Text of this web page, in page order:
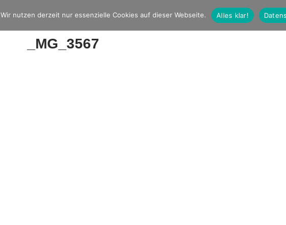
_MG_3567
Wir nutzen derzeit nur essenzielle Cookies auf dieser Webseite. Alles klar!